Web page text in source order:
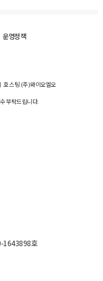
운영정책
호스팅 (주)와이오엘오
부탁드립니다.
1643898호